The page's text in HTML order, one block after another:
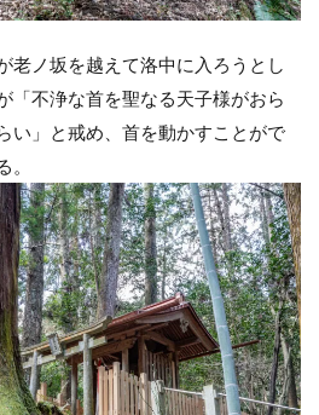
老ノ坂を越えて洛中に入ろうとし
「不浄な首を聖なる天子様がおら
い」と戒め、首を動かすことがで